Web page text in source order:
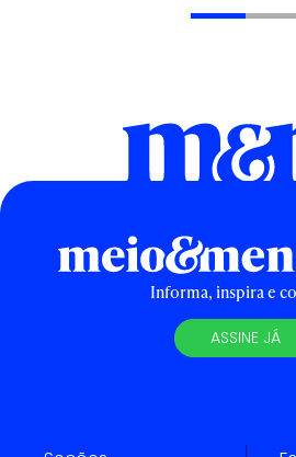
Informa, inspira e
ASSINE JÁ